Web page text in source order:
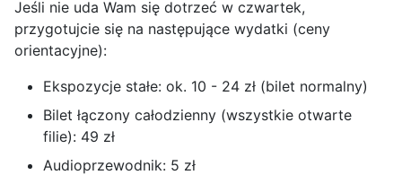
Jeśli nie uda Wam się dotrzeć w czwartek,
przygotujcie się na następujące wydatki (ceny
orientacyjne):
Ekspozycje stałe: ok. 10 - 24 zł (bilet normalny)
Bilet łączony całodzienny (wszystkie otwarte
filie): 49 zł
Audioprzewodnik: 5 zł